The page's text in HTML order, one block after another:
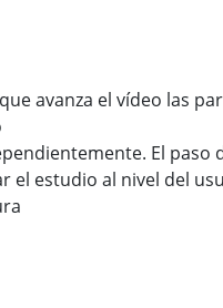
avanza el vídeo las
El
el estudio al nivel del